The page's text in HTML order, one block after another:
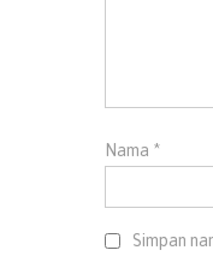
Nama *
Simpan